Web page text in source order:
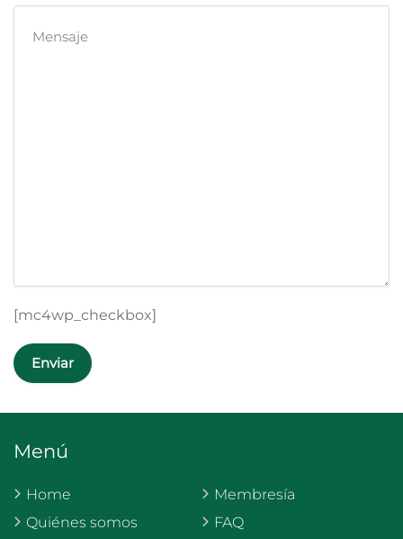
[mc4wp_checkbox]
Menú
Home
Quiénes somos
Membresía
FAQ